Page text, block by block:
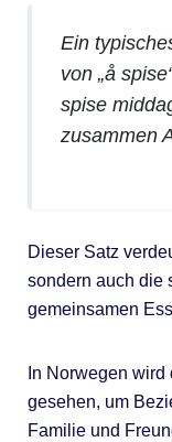
Ein
von „å
spise
zusammen
Dieser Satz
sondern auch die
gemeinsamen
In Norwegen
gesehen, um
Familie und